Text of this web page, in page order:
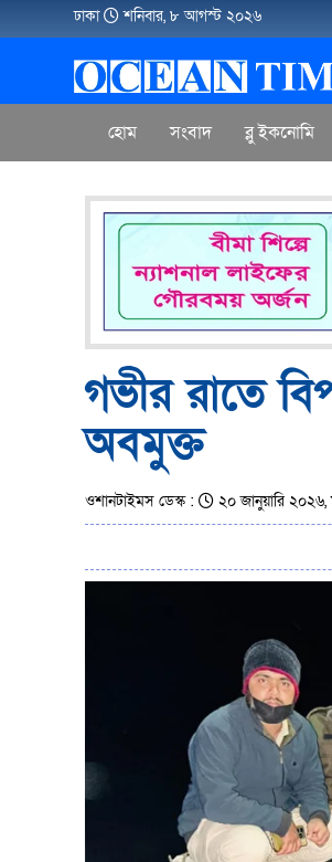
ঢাকা শনিবার, ৮ আগস্ট ২০২৬
হোম সংবাদ ব্লু ইকনোমি
গভীর রাতে
অবমুক্ত
ওশানটাইমস ডেস্ক : ২০ জানুয়ারি ২০২৬,